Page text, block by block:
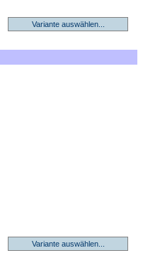
Variante auswählen...
Variante auswählen...